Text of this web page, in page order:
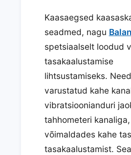
Kaasaegsed
seadmed, nagu
spetsiaalselt loodud
tasakaalustamise
lihtsustamiseks.
varustatud kahe
vibratsioonianduri
tahhometeri kanaliga,
võimaldades kahe
tasakaalustamist.